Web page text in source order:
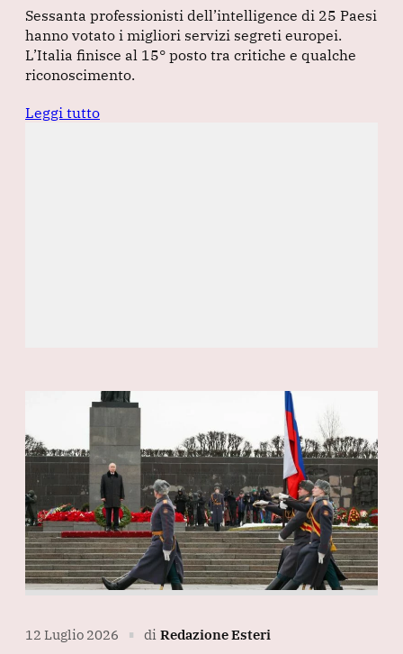
Sessanta professionisti dell’intelligence di 25 Paesi
hanno votato i migliori servizi segreti europei.
L’Italia finisce al 15° posto tra critiche e qualche
riconoscimento.
Leggi tutto
12 Luglio 2026 ∎ di Redazione Esteri